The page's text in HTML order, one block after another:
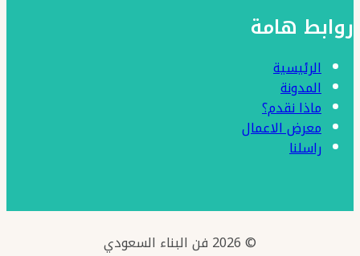
روابط هامة
الرئيسية
المدونة
ماذا نقدم؟
معرض الاعمال
راسلنا
© 2026 فن البناء السعودي